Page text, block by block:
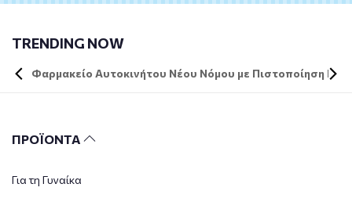
TRENDING NOW
Φαρμακείο Αυτοκινήτου Νέου Νόμου με Πιστοποίηση DIN
ΠΡΟΪΟΝΤΑ
Για τη Γυναίκα